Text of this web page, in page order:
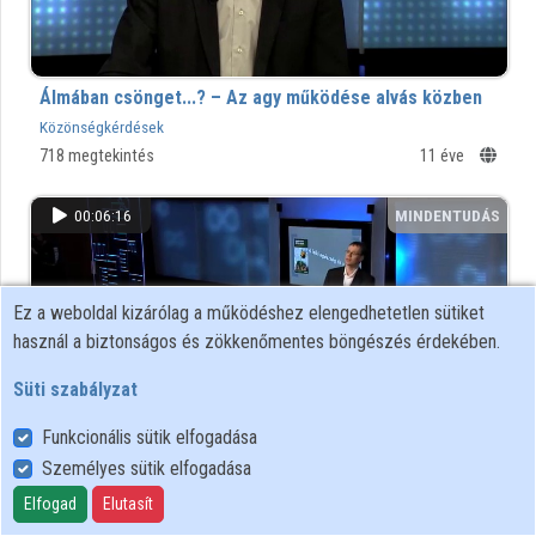
Közreműködők
Álmában csönget...? – Az agy működése alvás közben
Közönségkérdések
718 megtekintés 11 éve
00:06:16 MINDENTUDÁS
Tudjuk-e, mi a lelki egészség? A mentális folyamatok
biológiai, pszichológiai és társadalmi összetevői
Ez a weboldal kizárólag a működéshez elengedhetetlen sütiket
használ a biztonságos és zökkenőmentes böngészés érdekében.
Süti szabályzat
Funkcionális sütik elfogadása
Személyes sütik elfogadása
Elfogad Elutasít